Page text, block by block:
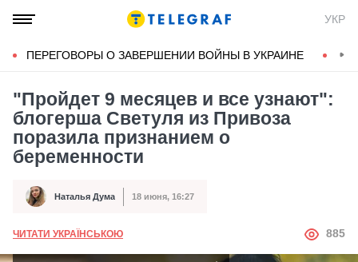
УКР
ПЕРЕГОВОРЫ О ЗАВЕРШЕНИИ ВОЙНЫ В УКРАИНЕ
"Пройдет 9 месяцев и все узнают":
блогерша Светуля из Привоза
поразила признанием о
беременности
Автор Наталья Дума
Дата публикации 18 июня, 16:27
ЧИТАТИ УКРАЇНСЬКОЮ АВТОР
885